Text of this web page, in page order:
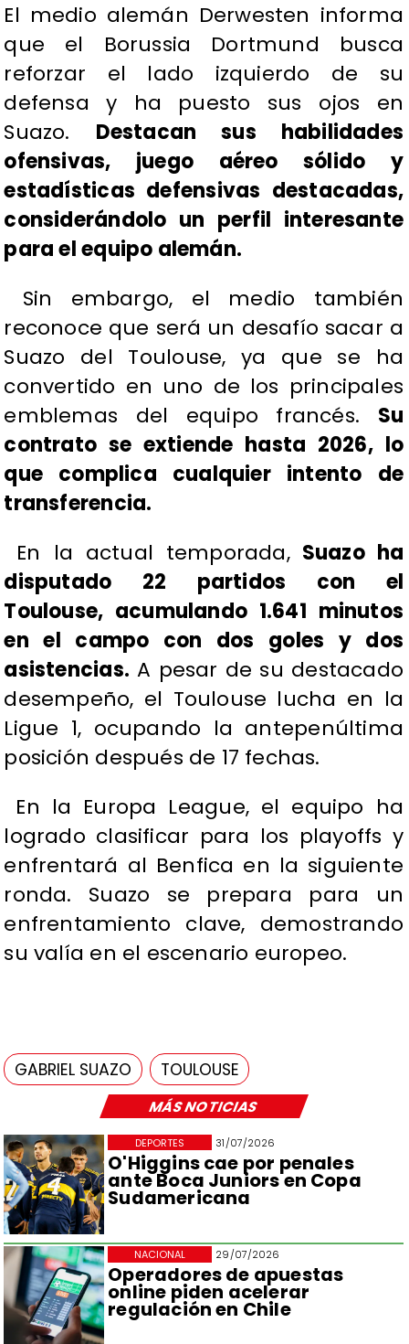
MÁS NOTICIAS
31/07/2026
O'Higgins cae por penales
ante Boca Juniors en Copa
Sudamericana
DEPORTES
29/07/2026
Operadores de apuestas
online piden acelerar
regulación en Chile
NACIONAL
El medio alemán Derwesten informa
que el Borussia Dortmund busca
reforzar el lado izquierdo de su
defensa y ha puesto sus ojos en
Suazo. Destacan sus habilidades
ofensivas, juego aéreo sólido y
estadísticas defensivas destacadas,
considerándolo un perfil interesante
para el equipo alemán.
Sin embargo, el medio también
reconoce que será un desafío sacar a
Suazo del Toulouse, ya que se ha
convertido en uno de los principales
emblemas del equipo francés. Su
contrato se extiende hasta 2026, lo
que complica cualquier intento de
transferencia.
En la actual temporada,Suazo ha
disputado 22 partidos con el
Toulouse, acumulando 1.641 minutos
en el campo con dos goles y dos
asistencias. A pesar de su destacado
desempeño, el Toulouse lucha en la
Ligue 1, ocupando la antepenúltima
posición después de 17 fechas.
En la Europa League, el equipo ha
logrado clasificar para los playoffs y
enfrentará al Benfica en la siguiente
ronda. Suazo se prepara para un
enfrentamiento clave, demostrando
su valía en el escenario europeo.
GABRIEL SUAZO TOULOUSE